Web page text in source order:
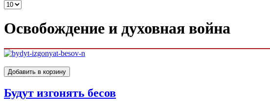
Освобождение и духовная война
Будут изгонять бесов